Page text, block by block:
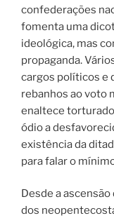
confederações
fomenta uma
ideológica, mas
propaganda.
cargos políticos e
rebanhos ao voto
enaltece
ódio a
existência da
para falar o
Desde a
dos